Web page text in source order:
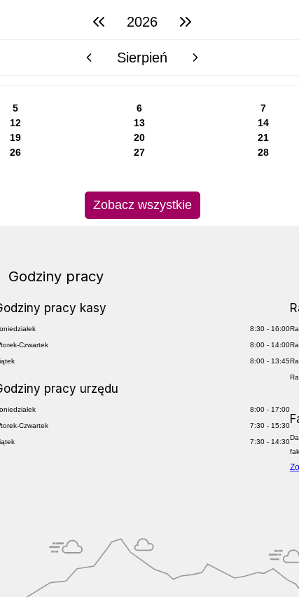
poprzedni rok2026 następny rok
poprzedni miesiącSierpień następny miesiąc
5 6 7
12 13 14
19 20 21
26 27 28
Zobacz wszystkie
Godziny pracy
pracy kasy
8:30 - 16:00
Czwartek 8:00 - 14:00
8:00 - 13:45
pracy urzędu
8:00 - 17:00
Czwartek 7:30 - 15:30
7:30 - 14:30